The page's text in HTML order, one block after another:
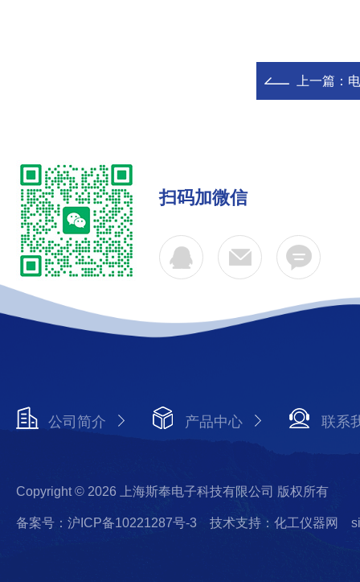
上一篇：
扫码加微信
公司简介 产品中心 联系
Copyright © 2026 上海斯奉电子科技有限公司 版权所有
备案号：沪ICP备10221287号-3 技术支持：化工仪器网